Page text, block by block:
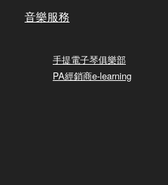
音樂服務
手提電子琴俱樂部
PA經銷商e-learning